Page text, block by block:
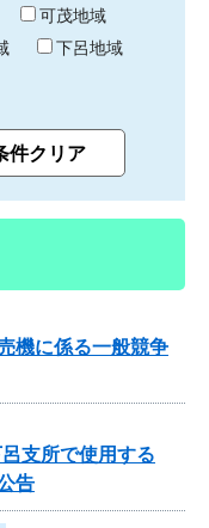
可茂地域
下呂地域
機に係る一般競争
支所で使用する
告